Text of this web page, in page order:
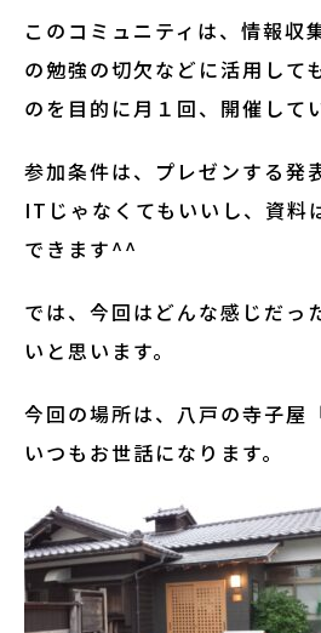
このコミュニティは、情報収
の勉強の切欠などに活用して
のを目的に月１回、開催して
参加条件は、プレゼンする発
ITじゃなくてもいいし、資料
できます^^
では、今回はどんな感じだっ
いと思います。
今回の場所は、八戸の寺子屋
いつもお世話になります。